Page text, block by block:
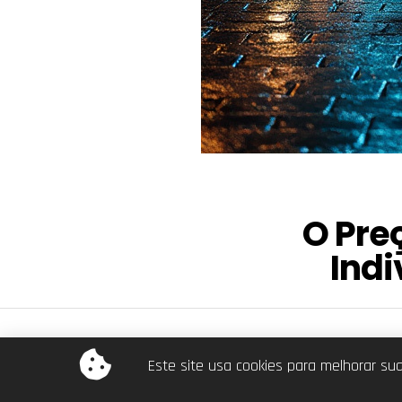
O
© Dra. Ana Beatriz. Todos os direitos reservados.
Este site usa cookies para melhorar